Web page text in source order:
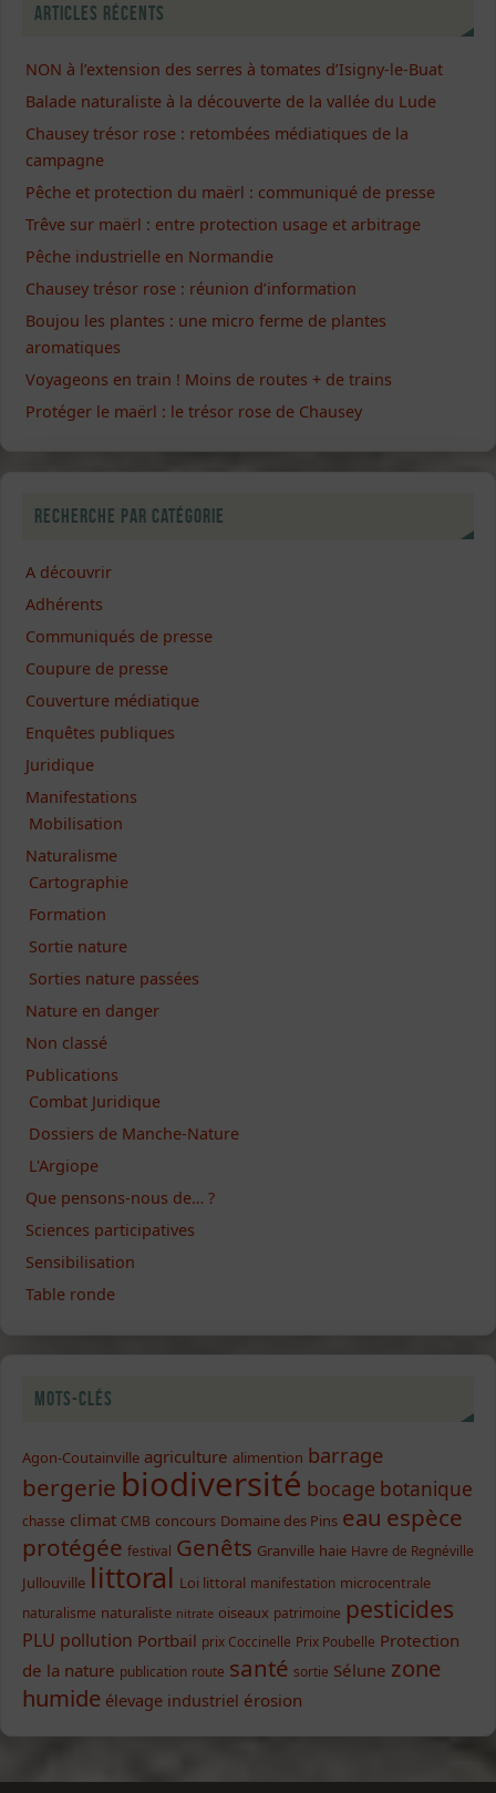
Articles récents
NON à l’extension des serres à tomates d’Isigny-le-Buat
Balade naturaliste à la découverte de la vallée du Lude
Chausey trésor rose : retombées médiatiques de la
campagne
Pêche et protection du maërl : communiqué de presse
Trêve sur maërl : entre protection usage et arbitrage
Pêche industrielle en Normandie
Chausey trésor rose : réunion d’information
Boujou les plantes : une micro ferme de plantes
aromatiques
Voyageons en train ! Moins de routes + de trains
Protéger le maërl : le trésor rose de Chausey
Recherche par catégorie
A découvrir
Adhérents
Communiqués de presse
Coupure de presse
Couverture médiatique
Enquêtes publiques
Juridique
Manifestations
Mobilisation
Naturalisme
Cartographie
Formation
Sortie nature
Sorties nature passées
Nature en danger
Non classé
Publications
Combat Juridique
Dossiers de Manche-Nature
L'Argiope
Que pensons-nous de… ?
Sciences participatives
Sensibilisation
Table ronde
Mots-clés
Agon-Coutainville agriculture alimention barrage
bergerie biodiversité bocage botanique
chasse climat CMB concours Domaine des Pins eau espèce
protégée festival Genêts Granville haie Havre de Regnéville
Jullouville littoral Loi littoral manifestation microcentrale
naturalisme naturaliste nitrate oiseaux patrimoine pesticides
PLU pollution Portbail prix Coccinelle Prix Poubelle Protection
de la nature publication route santé sortie Sélune zone
humide élevage industriel érosion